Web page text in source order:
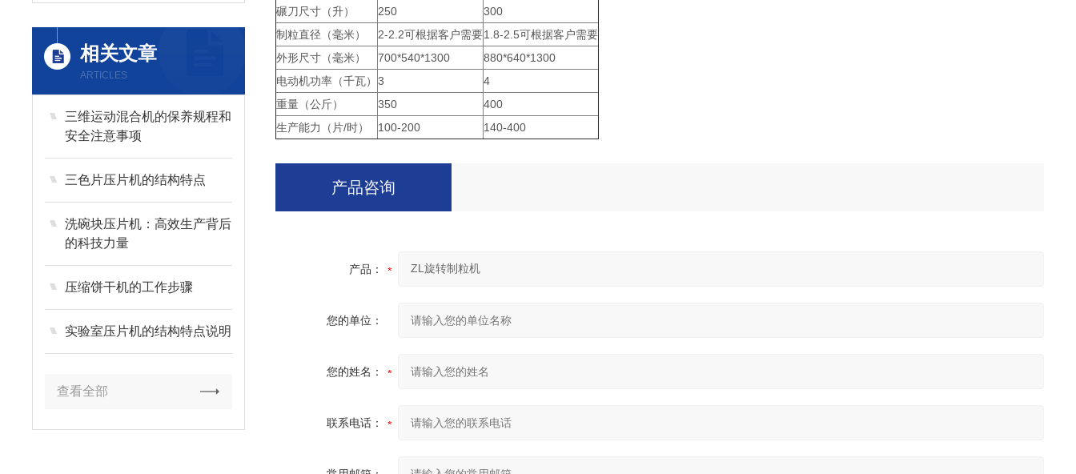
相关文章
ARTICLES
三维运动混合机的保养规程和
安全注意事项
三色片压片机的结构特点
洗碗块压片机：高效生产背后
的科技力量
压缩饼干机的工作步骤
实验室压片机的结构特点说明
查看全部
碾刀尺寸（升）
250
300
制粒直径（毫米）
2-2.2可根据客户需要1.8-2.5可根据客户需要
外形尺寸（毫米）
700*540*1300
880*640*1300
电动机功率（千瓦） 3
4
重量（公斤）
350
400
生产能力（片/时）
100-200 140-400
产品咨询
产品：
您的单位：
您的姓名：
联系电话：